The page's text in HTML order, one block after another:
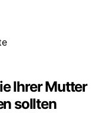
Ihrer Mutter
sollten